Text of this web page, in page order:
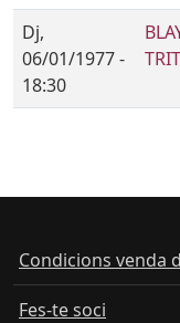
Dj,
06/01/1977 -
18:30
Condicions venda
Fes-te soci